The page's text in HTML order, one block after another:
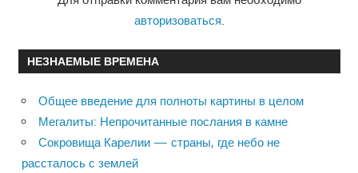
авторизоваться.
НЕЗНАЕМЫЕ ВРЕМЕНА
Общее введение для полноты картины в целом
Мегалиты: Непрочитанные послания в камне
Сокровища Карелии — страны, где небо не
рассталось с землей